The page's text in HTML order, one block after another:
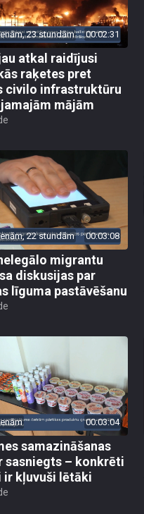
23 stundām 00:02:31
atkal raidījusi
raķetes pret
civilo infrastruktūru
mājām
22 stundām 00:03:08
migrantu
diskusijas par
līguma pastāvēšanu
00:03:04
samazināšanas
sasniegts – konkrēti
ir kļuvuši lētāki